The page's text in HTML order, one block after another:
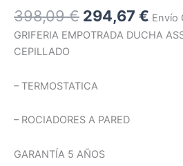
398,09€ 294,67 € Envío
GRIFERIA EMPOTRADA DUCHA
CEPILLADO
– TERMOSTATICA
– ROCIADORES A PARED
GARANTÍA 5 AÑOS